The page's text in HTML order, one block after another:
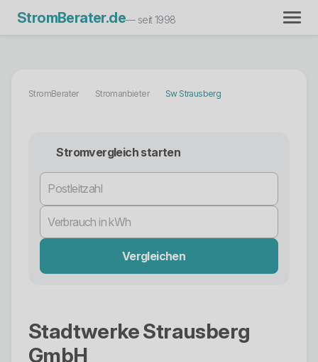
StromBerater.de— seit 1998
StromBerater Stromanbieter Sw Strausberg
Stromvergleich starten
Vergleichen
Stadtwerke Strausberg
GmbH